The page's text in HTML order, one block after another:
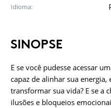
Idioma:
SINOPSE
E se você pudesse acessar
capaz de alinhar sua
transformar sua vida? E se a
ilusões e bloqueios